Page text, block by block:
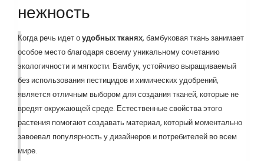
нежность
Когда речь идет оудобных тканях, бамбуковая ткань занимает
особое место благодаря своему уникальному сочетанию
экологичности и мягкости. Бамбук, устойчиво выращиваемый
без использования пестицидов и химических удобрений,
является отличным выбором для создания тканей, которые не
вредят окружающей среде. Естественные свойства этого
растения помогают создавать материал, который моментально
завоевал популярность у дизайнеров и потребителей во всем
мире.